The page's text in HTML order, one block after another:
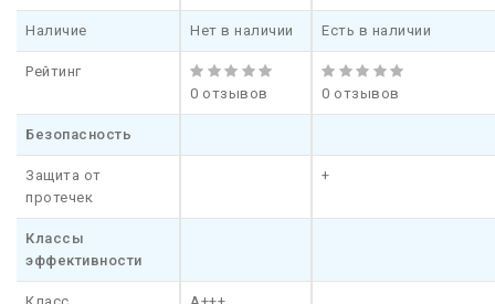
Наличие Нет в наличии Есть в наличии
Рейтинг
0 отзывов
0 отзывов
Безопасность
Защита от
протечек
+
Классы
эффективности